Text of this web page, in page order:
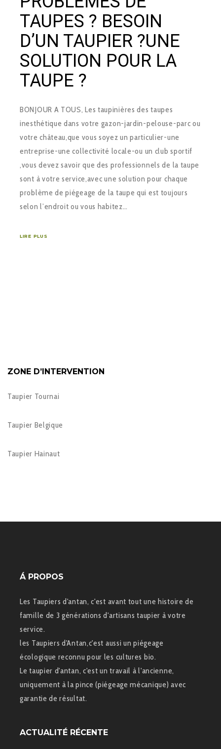
TAUPES ? BESOIN
D’UN TAUPIER ?UNE
SOLUTION POUR LA
TAUPE ?
BONJOUR A TOUS, Les taupinières des taupes
inesthétique dans votre gazon-jardin-pelouse-parc ou
votre château,que vous soyez un particulier-une
entreprise-une collectivité locale-ou un club sportif
,vous devez savoir que des professionnels de la taupe
sont à votre service,avec une solution pour chaque
problème de piégeage de la taupe qui est toujours
selon l’endroit ou vous habitez…
LIRE PLUS
ZONE D’INTERVENTION
Taupier Tournai
Taupier Belgique
Taupier Hainaut
Á PROPOS
Les Taupiers d'antan, c'est avant tout une histoire de
famille de 3 générations d'artisans taupier à votre
service.
les Taupiers d'Antan,c'est aussi un piégeage
écologique reconnu pour les cultures bio.
Le taupier d'antan, c'est un travail à l'ancienne,
uniquement à la pince (piégeage mécanique) avec
garantie de résultat.
ACTUALITÉ RÉCENTE